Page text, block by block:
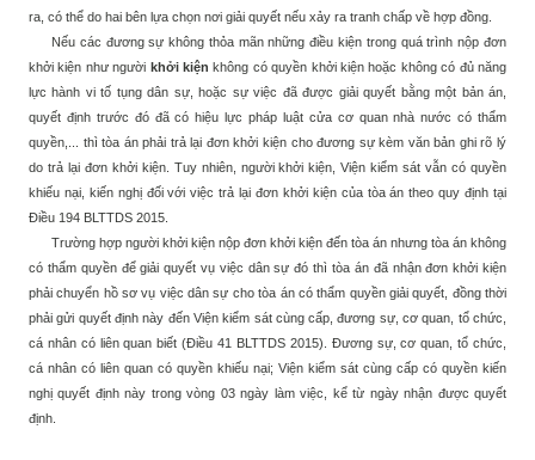
ra, có thể do hai bên lựa chọn nơi giải quyết nếu xảy ra tranh chấp về hợp đồng.
Nếu các đương sự không thỏa mãn những điều kiện trong quá trình nộp đơn
khởi kiện như người khởi kiện không có quyền khởi kiện hoặc không có đủ năng
lực hành vi tố tụng dân sự, hoặc sự việc đã được giải quyết bằng một bản án,
quyết định trước đó đã có hiệu lực pháp luật cửa cơ quan nhà nước có thẩm
quyền,... thì tòa án phải trả lại đơn khởi kiện cho đương sự kèm văn bản ghi rõ lý
do trả lại đơn khởi kiện. Tuy nhiên, người khởi kiện, Viện kiểm sát vẫn có quyền
khiếu nại, kiến nghị đối với việc trả lại đơn khởi kiện của tòa án theo quy định tại
Điều 194 BLTTDS 2015.
Trường hợp người khởi kiện nộp đơn khởi kiện đến tòa án nhưng tòa án không
có thẩm quyền để giải quyết vụ việc dân sự đó thì tòa án đã nhận đơn khởi kiện
phải chuyển hồ sơ vụ việc dân sự cho tòa án có thẩm quyền giải quyết, đồng thời
phải gửi quyết định này đến Viện kiểm sát cùng cấp, đương sự, cơ quan, tổ chức,
cá nhân có liên quan biết (Điều 41 BLTTDS 2015). Đương sự, cơ quan, tổ chức,
cá nhân có liên quan có quyền khiếu nại; Viện kiểm sát cùng cấp có quyền kiến
nghị quyết định này trong vòng 03 ngày làm việc, kể từ ngày nhận được quyết
định.